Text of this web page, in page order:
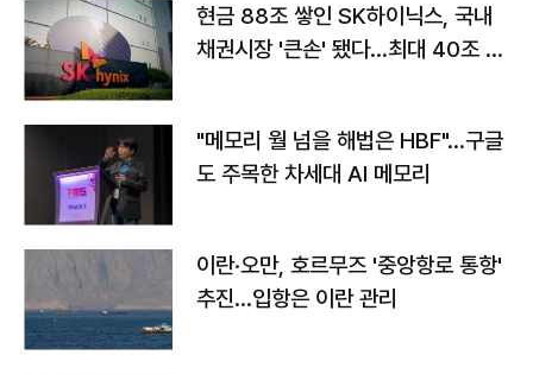
현금 88조 쌓인 SK하이닉스, 국내
채권시장 '큰손' 됐다…최대 40조 투
"메모리 월 넘을 해법은 HBF"…구글
도 주목한 차세대 AI 메모리
이란·오만, 호르무즈 '중앙항로 통항'
추진…입항은 이란 관리